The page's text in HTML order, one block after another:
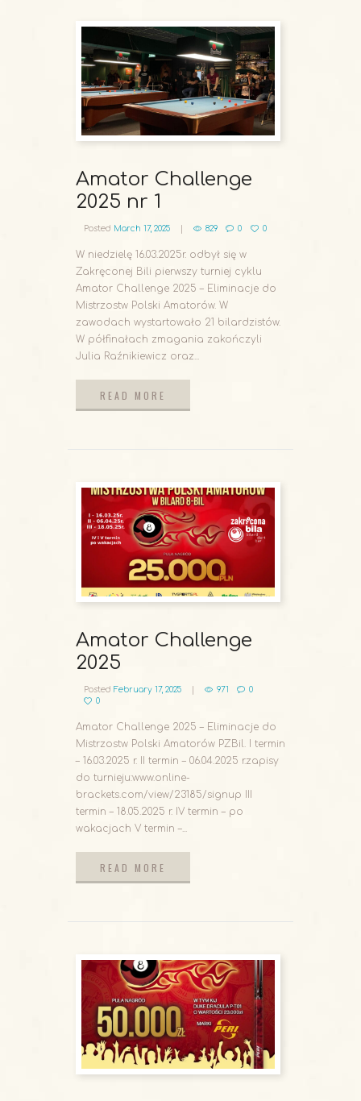
Amator Challenge
2025 nr 1
Posted March 17, 2025 829 0 0
W niedzielę 16.03.2025r. odbył się w
Zakręconej Bili pierwszy turniej cyklu
Amator Challenge 2025 – Eliminacje do
Mistrzostw Polski Amatorów. W
zawodach wystartowało 21 bilardzistów.
W półfinałach zmagania zakończyli
Julia Raźnikiewicz oraz...
READ MORE
Amator Challenge
2025
Posted February 17, 2025 971
0
0
Amator Challenge 2025 – Eliminacje do
Mistrzostw Polski Amatorów PZBil. I termin
– 16.03.2025 r. II termin – 06.04.2025 r.zapisy
do turnieju:www.online-
brackets.com/view/23185/signup III
termin – 18.05.2025 r. IV termin – po
wakacjach V termin –...
READ MORE